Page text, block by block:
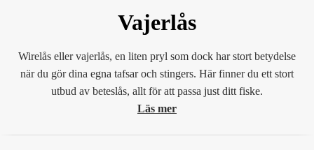
Vajerlås
Wirelås eller vajerlås, en liten pryl som dock har stort betydelse
när du gör dina egna tafsar och stingers. Här finner du ett stort
utbud av beteslås, allt för att passa just ditt fiske.
Läs mer